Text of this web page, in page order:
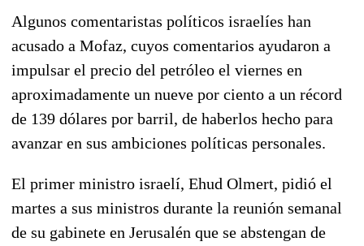
Algunos comentaristas políticos israelíes han
acusado a Mofaz, cuyos comentarios ayudaron a
impulsar el precio del petróleo el viernes en
aproximadamente un nueve por ciento a un récord
de 139 dólares por barril, de haberlos hecho para
avanzar en sus ambiciones políticas personales.
El primer ministro israelí, Ehud Olmert, pidió el
martes a sus ministros durante la reunión semanal
de su gabinete en Jerusalén que se abstengan de